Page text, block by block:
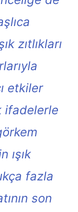
zıtlıkları
etkiler
ifadelerle
ışık
fazla
son